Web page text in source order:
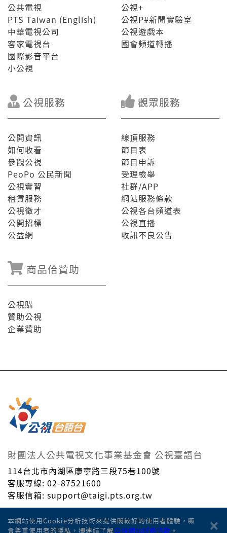
公共電視
PTS Taiwan (English)
中華電視公司
客家電視台
國際影音平台
小公視
公視+
公視P#新聞實驗室
公視遊戲本
國會頻道轉播
公視服務
公開資訊
如何收看
參觀公視
PeoPo 公民新聞
公視實習
租賃服務
公視徵才
公開招標
公益網
觀眾服務
線頂服務
節目表
節目申訴
受理檢舉
社群/APP
網站服務條款
公視各台頻道表
公視直播
收訊不良公告
商品佮贊助
公視購
贊助公視
企業贊助
財團法人公共電視文化事業基金會 公視臺語台
114台北市內湖區康寧路三段75巷100號
客服專線: 02-87521600
客服信箱: support@taigi.pts.org.tw
Taiwan Public Television Service Foundation. © All
Rights Reserved.
×
本網站使用Cookie分析技術來提供閣較好的使用者體驗，嘛
會尊重使用者的隱私，揤連結了解公視網站服務條款 。